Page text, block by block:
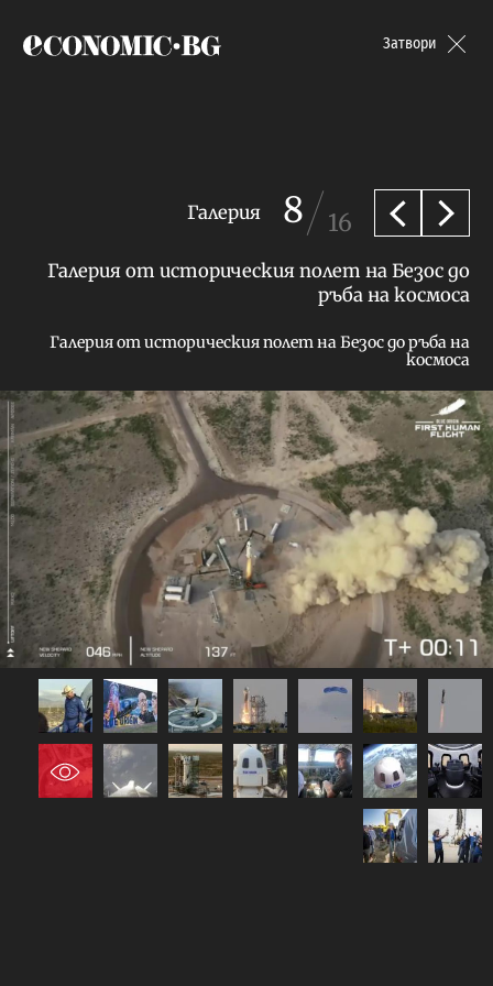
Economic.bg Затвори
Галерия от историческия полет на Безос до
ръба на космоса
Галерия от историческия полет на Безос до ръба на
космоса
Галерия 8 16 Предишна